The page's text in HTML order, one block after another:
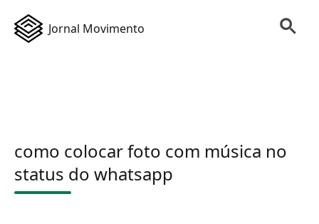
Jornal Movimento
como colocar foto com música no
status do whatsapp